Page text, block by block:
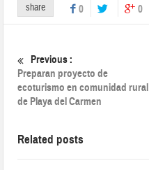
share 0 0
Previous :
Preparan proyecto de
ecoturismo en comunidad rural
de Playa del Carmen
Related posts